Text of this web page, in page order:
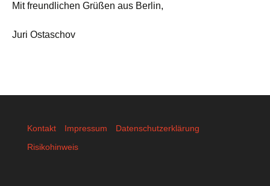
Mit freundlichen Grüßen aus Berlin,
Juri Ostaschov
Kontakt Impressum
Datenschutzerklärung
Risikohinweis